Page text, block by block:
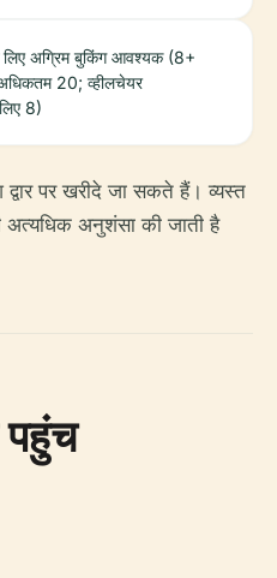
अग्रिम बुकिंग आवश्यक (8+
20; व्हीलचेयर
8)
पर खरीदे जा सकते हैं। व्यस्त
अत्यधिक अनुशंसा की जाती है